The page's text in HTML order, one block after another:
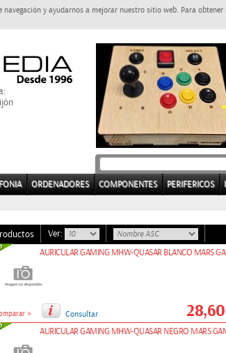
navegación y ayudarnos a mejorar nuestro sitio web. Para
ORDENADORES COMPONENTES PERIFERICOS
Ver:
»
AURICULAR GAMING MHW-QUASAR BLANCO MARS
Consultar
AURICULAR GAMING MHW-QUASAR NEGRO MARS